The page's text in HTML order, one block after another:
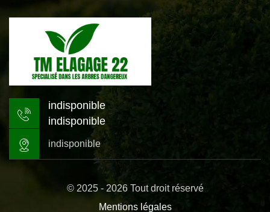
indisponible
indisponible
indisponible
© 2025 - 2026 Tout droit réservé
Mentions légales